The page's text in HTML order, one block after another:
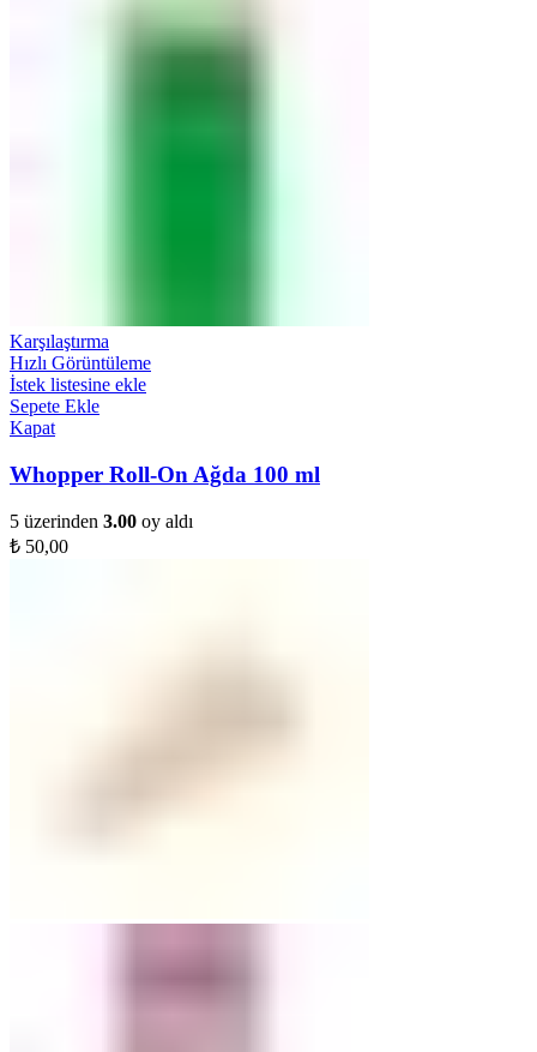
Karşılaştırma
Hızlı Görüntüleme
İstek listesine ekle
Sepete Ekle
Kapat
Whopper Roll-On Ağda 100 ml
5 üzerinden 3.00 oy aldı
₺ 50,00